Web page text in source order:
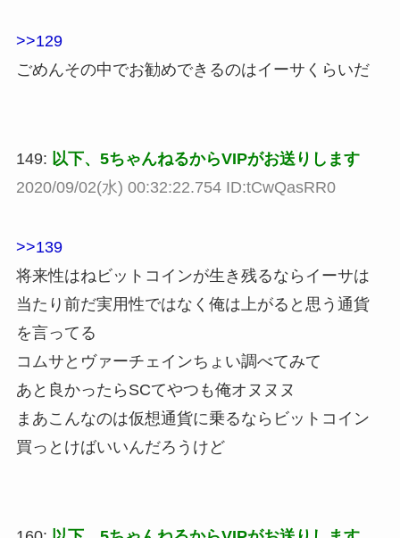
>>129
ごめんその中でお勧めできるのはイーサくらいだ
149: 以下、5ちゃんねるからVIPがお送りします
2020/09/02(水) 00:32:22.754 ID:tCwQasRR0
>>139
将来性はねビットコインが生き残るならイーサは
当たり前だ実用性ではなく俺は上がると思う通貨
を言ってる
コムサとヴァーチェインちょい調べてみて
あと良かったらSCてやつも俺オヌヌヌ
まあこんなのは仮想通貨に乗るならビットコイン
買っとけばいいんだろうけど